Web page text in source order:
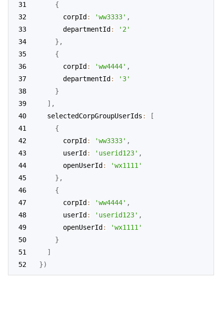
{
      corpId
: 'ww3333' ,
      departmentId
:
'2'
} ,
{
      corpId
: 'ww4444' ,
      departmentId
:
'3'
}
] ,
  selectedCorpGroupUserIds
:
[
{
      corpId
: 'ww3333' ,
      userId
: 'userid123' ,
      openUserId
:
'wx1111'
} ,
{
      corpId
: 'ww4444' ,
      userId
: 'userid123' ,
      openUserId
:
'wx1111'
}
]
})